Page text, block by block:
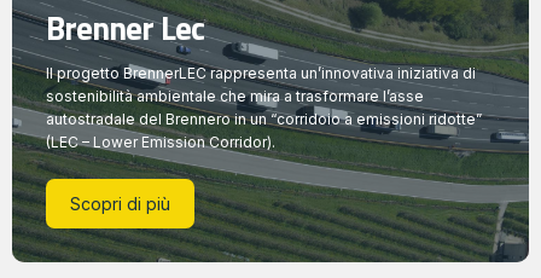
Brenner Lec
Il progetto BrennerLEC rappresenta un’innovativa iniziativa di
sostenibilità ambientale che mira a trasformare l’asse
autostradale del Brennero in un “corridoio a emissioni ridotte”
(LEC – Lower Emission Corridor).
Scopri di più